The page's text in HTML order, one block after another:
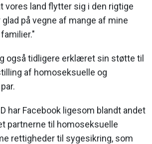
vores land flytter sig i den rigtige
på vegne af mange af mine
også tidligere erklæret sin støtte til
af homoseksuelle og
har Facebook ligesom blandt andet
partnerne til homoseksuelle
rettigheder til sygesikring, som